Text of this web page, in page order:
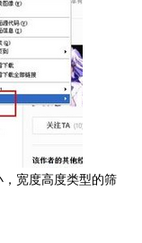
宽度高度类型的筛